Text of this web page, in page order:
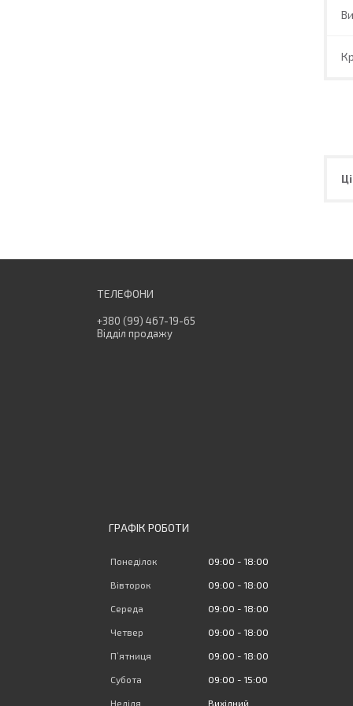
+380 (99) 467-19-65
Відділ продажу
ГРАФІК РОБОТИ
Понеділок 09:00 18:00
Вівторок 09:00 18:00
Середа 09:00 18:00
Четвер 09:00 18:00
Пʼятниця 09:00 18:00
Субота 09:00 15:00
Неділя Вихідний